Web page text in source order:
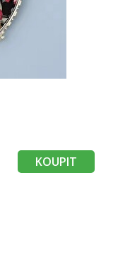
KOUPIT